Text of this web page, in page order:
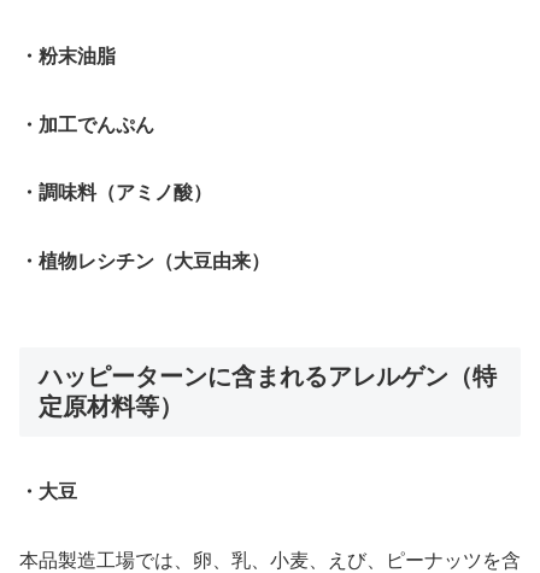
・粉末油脂
・加工でんぷん
・調味料（アミノ酸）
・植物レシチン（大豆由来）
ハッピーターンに含まれるアレルゲン（特
定原材料等）
・大豆
本品製造工場では、卵、乳、小麦、えび、ピーナッツを含